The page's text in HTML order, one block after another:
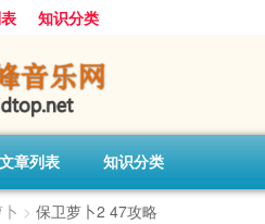
知识分类
文章列表 知识分类
> 保卫萝卜2 47攻略